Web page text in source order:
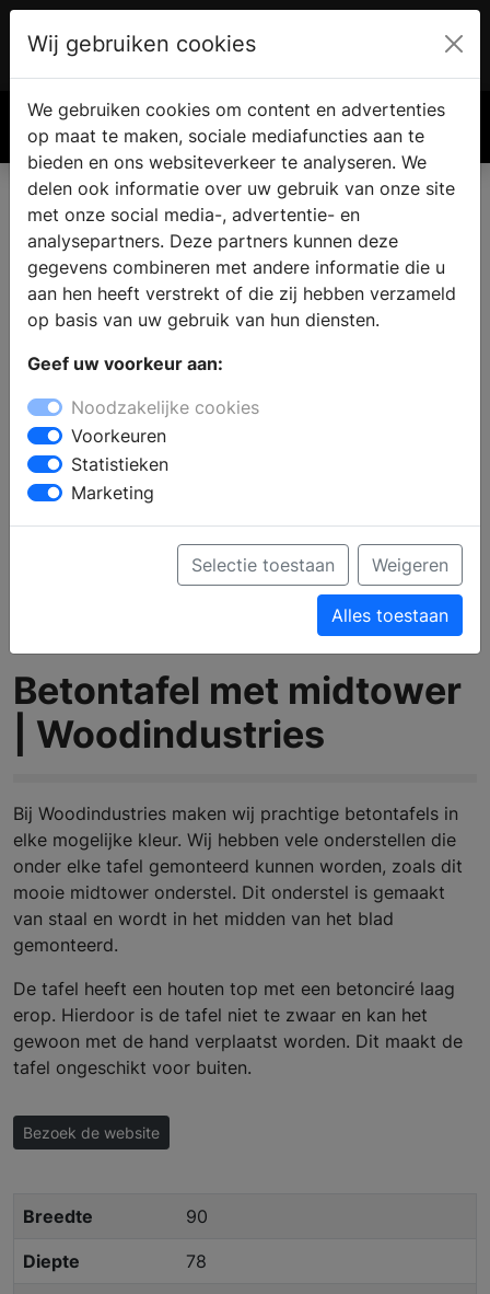
€ 0.00
Betontafel met midtower
| Woodindustries
Bij Woodindustries maken wij prachtige betontafels in
elke mogelijke kleur. Wij hebben vele onderstellen die
onder elke tafel gemonteerd kunnen worden, zoals dit
mooie midtower onderstel. Dit onderstel is gemaakt
van staal en wordt in het midden van het blad
gemonteerd.
De tafel heeft een houten top met een betonciré laag
erop. Hierdoor is de tafel niet te zwaar en kan het
gewoon met de hand verplaatst worden. Dit maakt de
tafel ongeschikt voor buiten.
Bezoek de website
Breedte 90
Diepte 78
Wij gebruiken cookies
We gebruiken cookies om content en advertenties
op maat te maken, sociale mediafuncties aan te
bieden en ons websiteverkeer te analyseren. We
delen ook informatie over uw gebruik van onze site
met onze social media-, advertentie- en
analysepartners. Deze partners kunnen deze
gegevens combineren met andere informatie die u
aan hen heeft verstrekt of die zij hebben verzameld
op basis van uw gebruik van hun diensten.
Geef uw voorkeur aan:
Noodzakelijke cookies
Voorkeuren
Statistieken
Marketing
Selectie toestaan Weigeren
Alles toestaan